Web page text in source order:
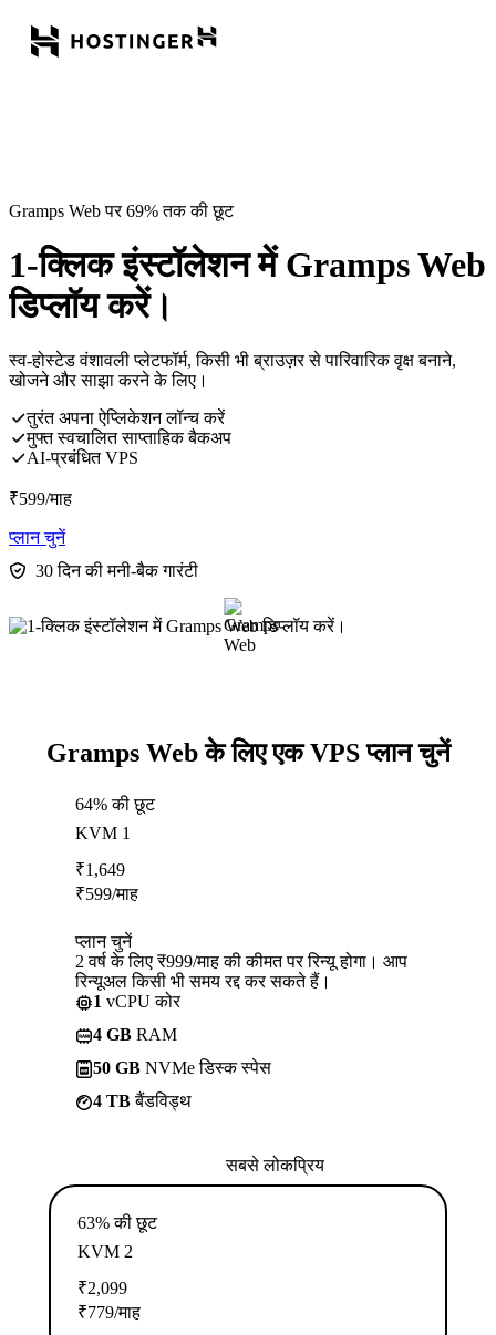
Gramps Web पर 69% तक की छूट
1-क्लिक इंस्टॉलेशन में Gramps Web
डिप्लॉय करें।
स्व-होस्टेड वंशावली प्लेटफॉर्म, किसी भी ब्राउज़र से पारिवारिक वृक्ष बनाने,
खोजने और साझा करने के लिए।
तुरंत अपना ऐप्लिकेशन लॉन्च करें
मुफ्त स्वचालित साप्ताहिक बैकअप
AI-प्रबंधित VPS
₹599/माह
प्लान चुनें
30 दिन की मनी-बैक गारंटी
Gramps Web के लिए एक VPS प्लान चुनें
64% की छूट
KVM 1
₹1,649
₹599/माह
प्लान चुनें
2 वर्ष के लिए ₹999/माह की कीमत पर रिन्यू होगा। आप
रिन्यूअल किसी भी समय रद्द कर सकते हैं।
1 vCPU कोर
4 GB RAM
50 GB NVMe डिस्क स्पेस
4 TBबैंडविड्थ
सबसे लोकप्रिय
63% की छूट
KVM 2
₹2,099
₹779/माह